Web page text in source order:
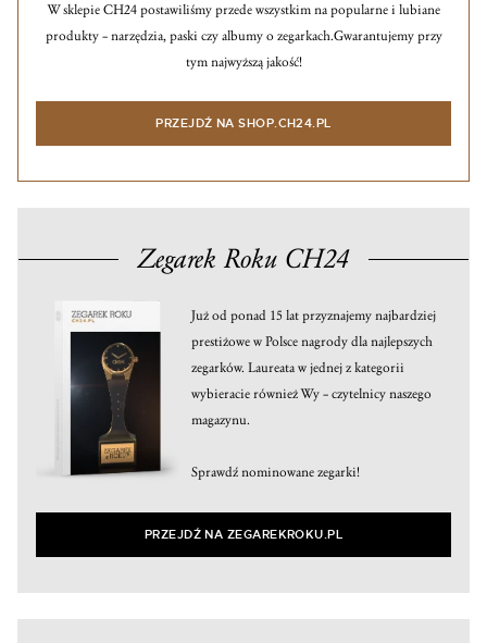
W sklepie CH24 postawiliśmy przede wszystkim na popularne i lubiane
produkty – narzędzia, paski czy albumy o zegarkach.Gwarantujemy przy
tym najwyższą jakość!
PRZEJDŹ NA SHOP.CH24.PL
Zegarek Roku CH24
Już od ponad 15 lat przyznajemy najbardziej
prestiżowe w Polsce nagrody dla najlepszych
zegarków. Laureata w jednej z kategorii
wybieracie również Wy – czytelnicy naszego
magazynu.
Sprawdź nominowane zegarki!
PRZEJDŹ NA ZEGAREKROKU.PL